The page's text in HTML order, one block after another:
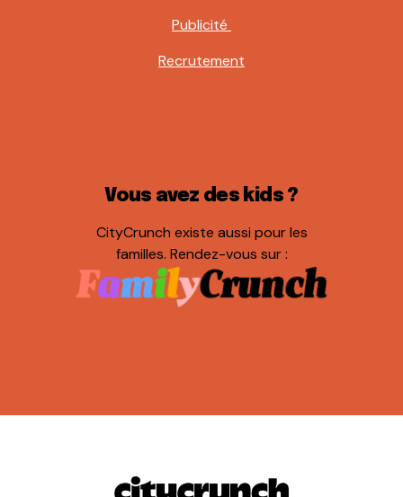
Publicité
Recrutement
Vous avez des kids ?
CityCrunch existe aussi pour les
familles. Rendez-vous sur :